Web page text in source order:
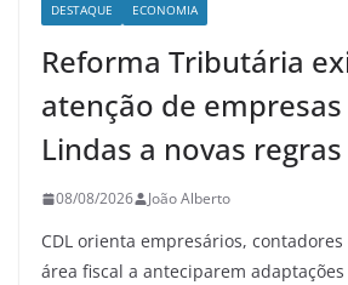
DESTAQUE ECONOMIA
Reforma Tributária
atenção de empresas
Lindas a novas
08/08/2026 João Alberto
CDL orienta empresários,
área fiscal a anteciparem